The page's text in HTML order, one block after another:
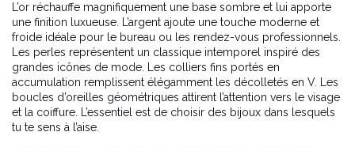
L’or réchauffe magnifiquement une base sombre et lui apporte
une finition luxueuse. L’argent ajoute une touche moderne et
froide idéale pour le bureau ou les rendez-vous professionnels.
Les perles représentent un classique intemporel inspiré des
grandes icônes de mode. Les colliers fins portés en
accumulation remplissent élégamment les décolletés en V. Les
boucles d’oreilles géométriques attirent l’attention vers le visage
et la coiffure. L’essentiel est de choisir des bijoux dans lesquels
tu te sens à l’aise.